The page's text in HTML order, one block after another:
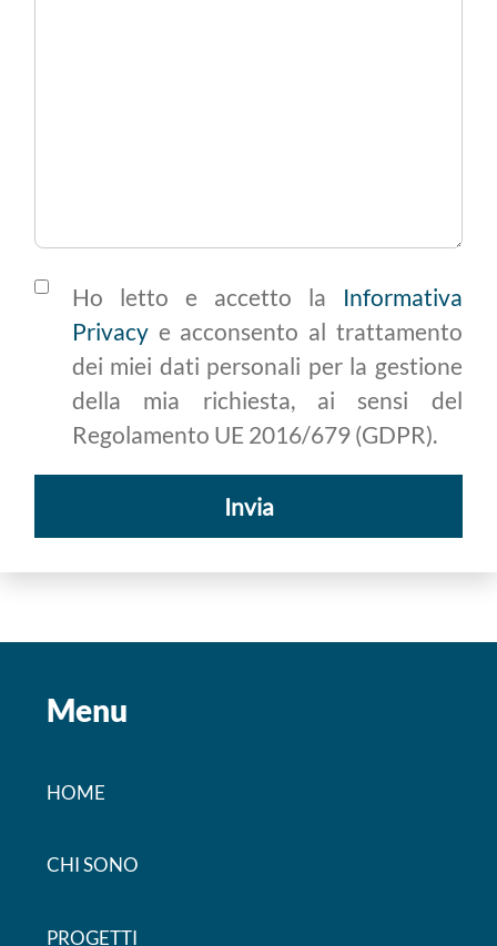
Ho letto e accetto la Informativa
Privacye acconsento al trattamento
dei miei dati personali per la gestione
della mia richiesta, ai sensi del
Regolamento UE 2016/679 (GDPR).
Menu
HOME
CHI SONO
PROGETTI